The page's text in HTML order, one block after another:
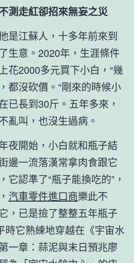
測走紅卻招來無妄之災
是江蘇人，十多年前來到
生意。2020年，生涯條件
花2000多元買下小白，“幾
都沒砍價。“剛來的時候小
已長到30斤。五年多來，
亂叫，也沒生過病。
夜開始，小白就和瓶子結
邊一流落漢常拿肉食跟它
它認準了“瓶子能換吃的”，
汽車零件進口商樂此不
，已是撿了整整五年瓶子
時它熟練地穿越在《宇宙水
一章：蒜泥與末日預兆廖